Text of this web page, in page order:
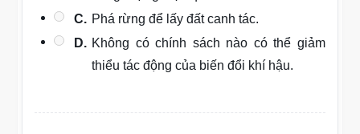
C. Phá rừng để lấy đất canh tác.
D. Không có chính sách nào có thể giảm
thiểu tác động của biến đổi khí hậu.